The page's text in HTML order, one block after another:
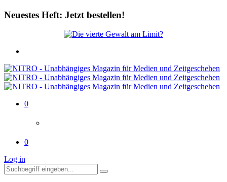
Neuestes Heft: Jetzt bestellen!
0
0
Log in